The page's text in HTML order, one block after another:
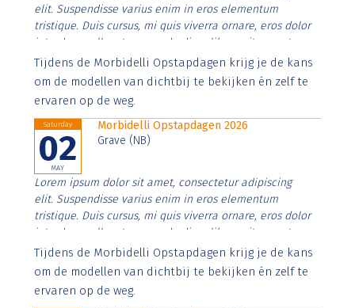
elit. Suspendisse varius enim in eros elementum
tristique. Duis cursus, mi quis viverra ornare, eros dolor
interdum nulla, ut commodo diam libero vitae erat.
Aenean faucibus nibh et justo cursus id rutrum lorem
imperdiet. Nunc ut sem vitae risus tristique posuere.
Tijdens de Morbidelli Opstapdagen krijg je de kans
om de modellen van dichtbij te bekijken én zelf te
ervaren op de weg.
Saturday
02
MAY
Morbidelli Opstapdagen 2026
Grave (NB)
Lorem ipsum dolor sit amet, consectetur adipiscing
elit. Suspendisse varius enim in eros elementum
tristique. Duis cursus, mi quis viverra ornare, eros dolor
interdum nulla, ut commodo diam libero vitae erat.
Aenean faucibus nibh et justo cursus id rutrum lorem
imperdiet. Nunc ut sem vitae risus tristique posuere.
Tijdens de Morbidelli Opstapdagen krijg je de kans
om de modellen van dichtbij te bekijken én zelf te
ervaren op de weg.